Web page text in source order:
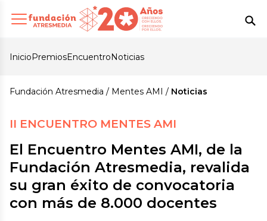
InicioPremiosEncuentroNoticias
Fundación Atresmedia Mentes AMI Noticias
II ENCUENTRO MENTES AMI
El Encuentro Mentes AMI, de la
Fundación Atresmedia, revalida
su gran éxito de convocatoria
con más de 8.000 docentes